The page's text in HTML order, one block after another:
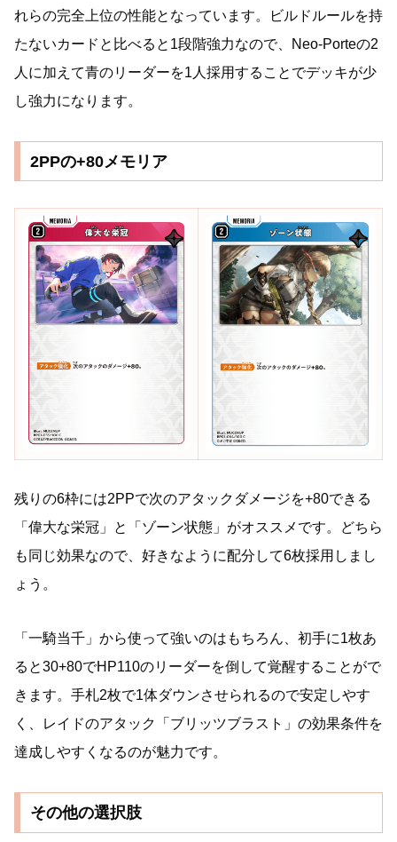
れらの完全上位の性能となっています。ビルドルールを持
たないカードと比べると1段階強力なので、Neo-Porteの2
人に加えて青のリーダーを1人採用することでデッキが少
し強力になります。
2PPの+80メモリア
残りの6枠には2PPで次のアタックダメージを+80できる
「偉大な栄冠」と「ゾーン状態」がオススメです。どちら
も同じ効果なので、好きなように配分して6枚採用しまし
ょう。
「一騎当千」から使って強いのはもちろん、初手に1枚あ
ると30+80でHP110のリーダーを倒して覚醒することがで
きます。手札2枚で1体ダウンさせられるので安定しやす
く、レイドのアタック「ブリッツブラスト」の効果条件を
達成しやすくなるのが魅力です。
その他の選択肢